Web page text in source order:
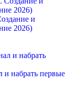
и
2026)
и набрать первые